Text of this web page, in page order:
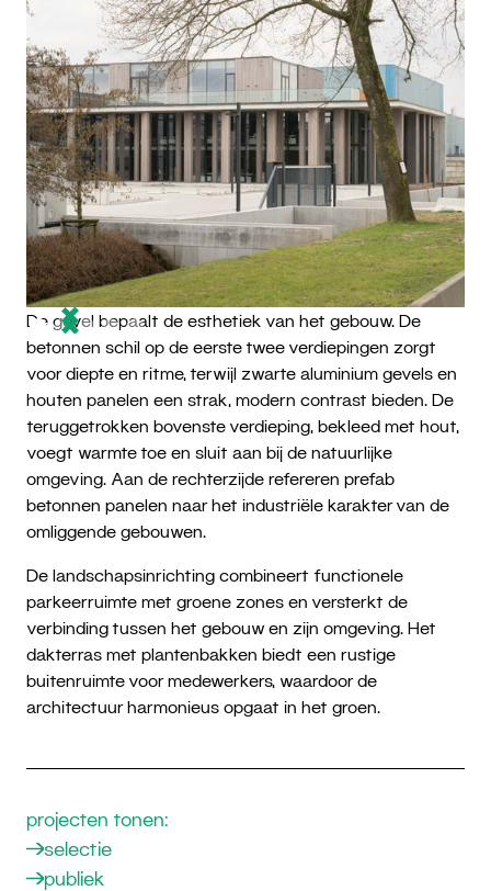
De gevel bepaalt de esthetiek van het gebouw. De
betonnen schil op de eerste twee verdiepingen zorgt
voor diepte en ritme, terwijl zwarte aluminium gevels en
houten panelen een strak, modern contrast bieden. De
teruggetrokken bovenste verdieping, bekleed met hout,
voegt warmte toe en sluit aan bij de natuurlijke
omgeving. Aan de rechterzijde refereren prefab
betonnen panelen naar het industriële karakter van de
omliggende gebouwen.
De landschapsinrichting combineert functionele
parkeerruimte met groene zones en versterkt de
verbinding tussen het gebouw en zijn omgeving. Het
dakterras met plantenbakken biedt een rustige
buitenruimte voor medewerkers, waardoor de
architectuur harmonieus opgaat in het groen.
projecten tonen:
selectie
publiek